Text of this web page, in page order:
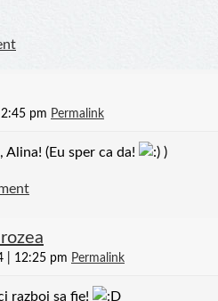
pm Permalink
Alina! (Eu sper ca da! )
| 12:25 pm Permalink
razboi sa fie!